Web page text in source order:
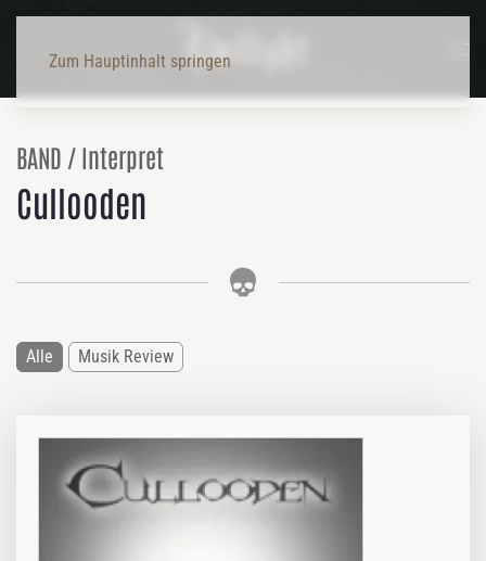
Zum Hauptinhalt springen
BAND / Interpret
Cullooden
Alle Musik Review